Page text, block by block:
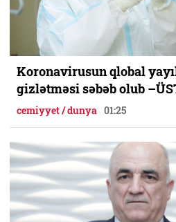
Koronavirusun qlobal
gizlətməsi səbəb olub
cemiyyet / dunya 01:25